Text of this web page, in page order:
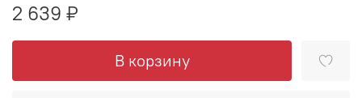
2 639 ₽
В корзину